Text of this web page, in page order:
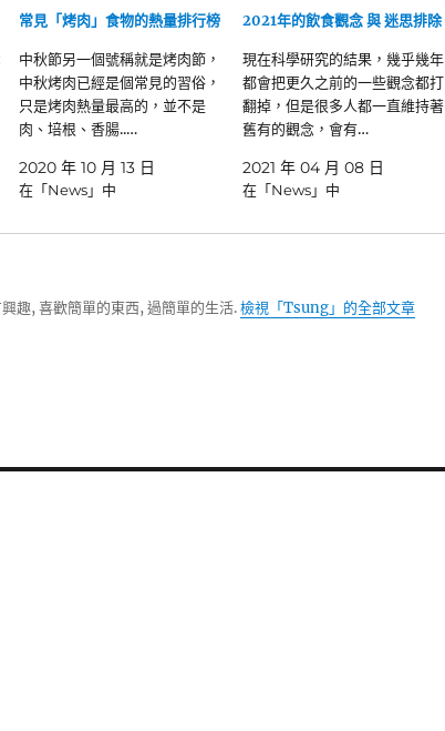
常見「烤肉」食物的熱量排行榜
中秋節另一個號稱就是烤肉節，
中秋烤肉已經是個常見的習俗，
只是烤肉熱量最高的，並不是
肉、培根、香腸..…
2020 年 10 月 13 日
在「News」中
2021年的飲食觀念 與 迷思排除
現在科學研究的結果，幾乎幾年
都會把更久之前的一些觀念都打
翻掉，但是很多人都一直維持著
舊有的觀念，會有…
2021 年 04 月 08 日
在「News」中
趣, 喜歡簡單的東西, 過簡單的生活.檢視「Tsung」的全部文章